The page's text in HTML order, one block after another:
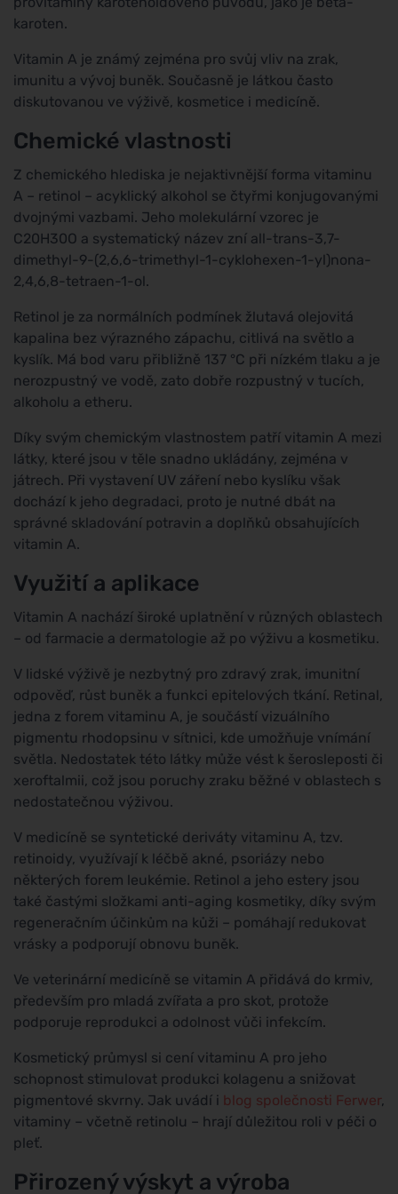
karoten.
Vitamin A je známý zejména pro svůj vliv na zrak,
imunitu a vývoj buněk. Současně je látkou často
diskutovanou ve výživě, kosmetice i medicíně.
Chemické vlastnosti
Z chemického hlediska je nejaktivnější forma vitaminu
A – retinol – acyklický alkohol se čtyřmi konjugovanými
dvojnými vazbami. Jeho molekulární vzorec je
C20H30O a systematický název zní all-trans-3,7-
dimethyl-9-(2,6,6-trimethyl-1-cyklohexen-1-yl)nona-
2,4,6,8-tetraen-1-ol.
Retinol je za normálních podmínek žlutavá olejovitá
kapalina bez výrazného zápachu, citlivá na světlo a
kyslík. Má bod varu přibližně 137 °C při nízkém tlaku a je
nerozpustný ve vodě, zato dobře rozpustný v tucích,
alkoholu a etheru.
Díky svým chemickým vlastnostem patří vitamin A mezi
látky, které jsou v těle snadno ukládány, zejména v
játrech. Při vystavení UV záření nebo kyslíku však
dochází k jeho degradaci, proto je nutné dbát na
správné skladování potravin a doplňků obsahujících
vitamin A.
Využití a aplikace
Vitamin A nachází široké uplatnění v různých oblastech
– od farmacie a dermatologie až po výživu a kosmetiku.
V lidské výživě je nezbytný pro zdravý zrak, imunitní
odpověď, růst buněk a funkci epitelových tkání. Retinal,
jedna z forem vitaminu A, je součástí vizuálního
pigmentu rhodopsinu v sítnici, kde umožňuje vnímání
světla. Nedostatek této látky může vést k šerosleposti či
xeroftalmii, což jsou poruchy zraku běžné v oblastech s
nedostatečnou výživou.
V medicíně se syntetické deriváty vitaminu A, tzv.
retinoidy, využívají k léčbě akné, psoriázy nebo
některých forem leukémie. Retinol a jeho estery jsou
také častými složkami anti-aging kosmetiky, díky svým
regeneračním účinkům na kůži – pomáhají redukovat
vrásky a podporují obnovu buněk.
Ve veterinární medicíně se vitamin A přidává do krmiv,
především pro mladá zvířata a pro skot, protože
podporuje reprodukci a odolnost vůči infekcím.
Kosmetický průmysl si cení vitaminu A pro jeho
schopnost stimulovat produkci kolagenu a snižovat
pigmentové skvrny. Jak uvádí i blog společnosti Ferwer,
vitaminy – včetně retinolu – hrají důležitou roli v péči o
pleť.
Přirozený výskyt a výroba